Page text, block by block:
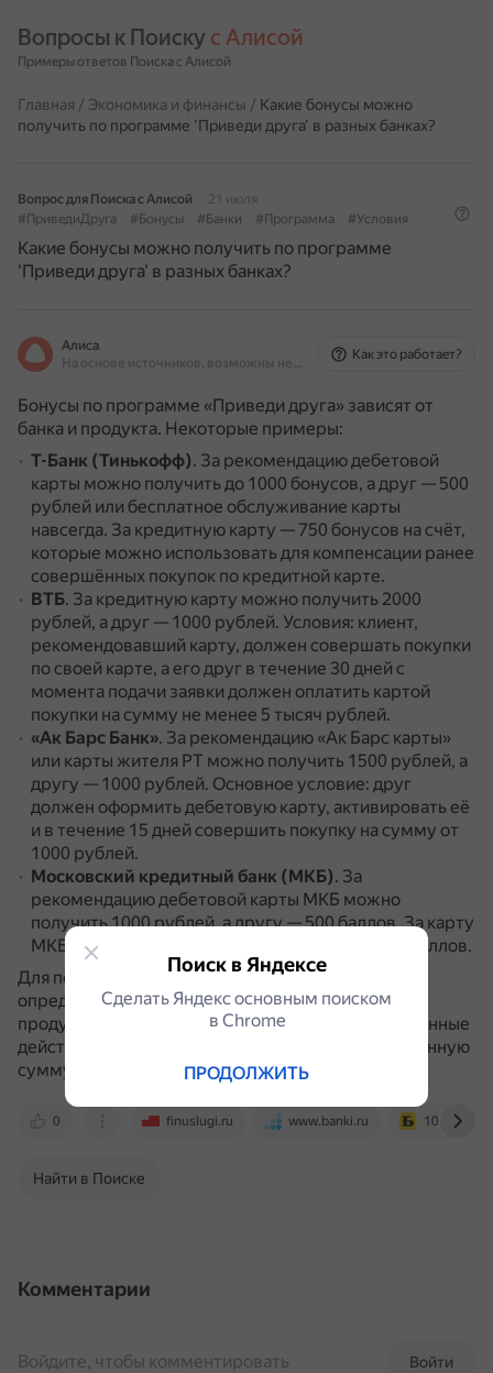
Вопросы к Поиску с Алисой
Примеры ответов Поиска с Алисой
Главная / Экономика и финансы / Какие бонусы можно
получить по программе 'Приведи друга' в разных банках?
Вопрос для Поиска с Алисой
21 июля
#ПриведиДруга
#Бонусы #Банки #Программа #Условия
Какие бонусы можно получить по программе
'Приведи друга' в разных банках?
Алиса
На основе источников, возможны неточности
Как это работает?
Бонусы по программе «Приведи друга» зависят от
банка и продукта. Некоторые примеры:
Т-Банк (Тинькофф). За рекомендацию дебетовой
карты можно получить до 1000 бонусов, а друг — 500
рублей или бесплатное обслуживание карты
навсегда. За кредитную карту — 750 бонусов на счёт,
которые можно использовать для компенсации ранее
совершённых покупок по кредитной карте.
ВТБ. За кредитную карту можно получить 2000
рублей, а друг — 1000 рублей. Условия: клиент,
рекомендовавший карту, должен совершать покупки
по своей карте, а его друг в течение 30 дней с
момента подачи заявки должен оплатить картой
покупки на сумму не менее 5 тысяч рублей.
«Ак Барс Банк». За рекомендацию «Ак Барс карты»
или карты жителя РТ можно получить 1500 рублей, а
другу — 1000 рублей. Основное условие: друг
должен оформить дебетовую карту, активировать её
и в течение 15 дней совершить покупку на сумму от
1000 рублей.
Московский кредитный банк (МКБ). За
рекомендацию дебетовой карты МКБ можно
получить 1000 рублей, а другу — 500 баллов.За карту
МКБ Премиум — 1000 рублей, а другу — 1000 баллов.
Для получения бонусов обычно нужно выполнить
определённые условия: друг должен оформить
продукт, активировать его и совершить определённые
действия (например, совершить покупку на указанную
сумму).
0 finuslugi.ru www.banki.ru
Найти в Поиске
Комментарии
Войти
Войдите, чтобы комментировать
Поиск в Яндексе
Сделать Яндекс основным поиском
в Сhrome
ПРОДОЛЖИТЬ